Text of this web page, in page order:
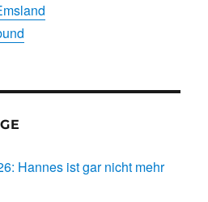
Hannes ist gar nicht mehr